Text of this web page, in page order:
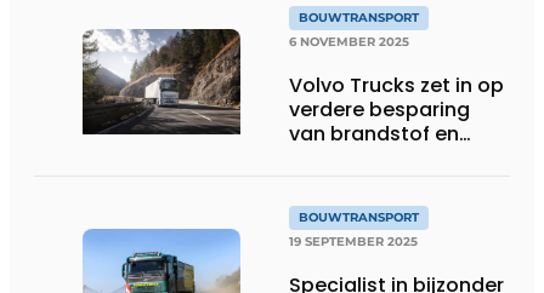
brandstoffen
BOUWTRANSPORT
6 NOVEMBER 2025
Volvo Trucks zet in op
verdere besparing
van brandstof en
motortechnologie
BOUWTRANSPORT
19 SEPTEMBER 2025
Specialist in bijzonder